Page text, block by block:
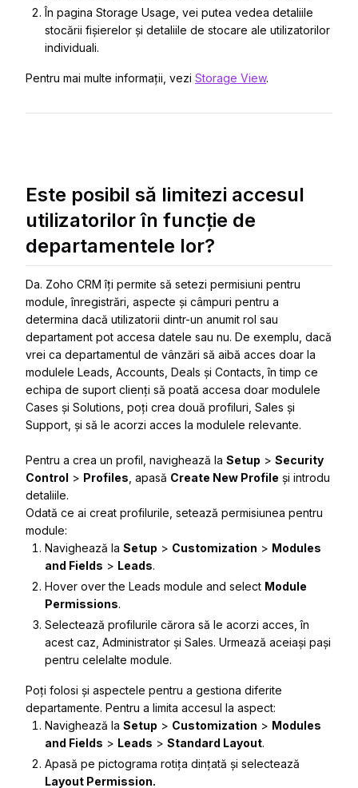
În pagina Storage Usage, vei putea vedea detaliile
stocării fișierelor și detaliile de stocare ale utilizatorilor
individuali.
Pentru mai multe informații, vezi Storage View.
Este posibil să limitezi accesul
utilizatorilor în funcție de
departamentele lor?
Da. Zoho CRM îți permite să setezi permisiuni pentru
module, înregistrări, aspecte și câmpuri pentru a
determina dacă utilizatorii dintr-un anumit rol sau
departament pot accesa datele sau nu. De exemplu, dacă
vrei ca departamentul de vânzări să aibă acces doar la
modulele Leads, Accounts, Deals și Contacts, în timp ce
echipa de suport clienți să poată accesa doar modulele
Cases și Solutions, poți crea două profiluri, Sales și
Support, și să le acorzi acces la modulele relevante.
Pentru a crea un profil, navighează la Setup > Security
Control
> Profiles, apasă Create New Profile și introdu
detaliile.
Odată ce ai creat profilurile, setează permisiunea pentru
module:
Navighează la Setup > Customization > Modules
and Fields > Leads.
Hover over the Leads module and select Module
Permissions.
Selectează profilurile cărora să le acorzi acces, în
acest caz, Administrator și Sales. Urmează aceiași pași
pentru celelalte module.
Poți folosi și aspectele pentru a gestiona diferite
departamente. Pentru a limita accesul la aspect:
Navighează la Setup > Customization > Modules
and Fields > Leads > Standard Layout.
Apasă pe pictograma rotița dințată și selectează
Layout Permission.